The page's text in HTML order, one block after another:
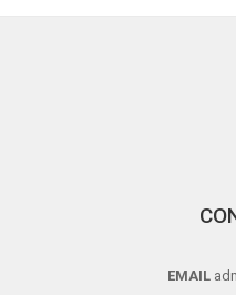
EMAIL